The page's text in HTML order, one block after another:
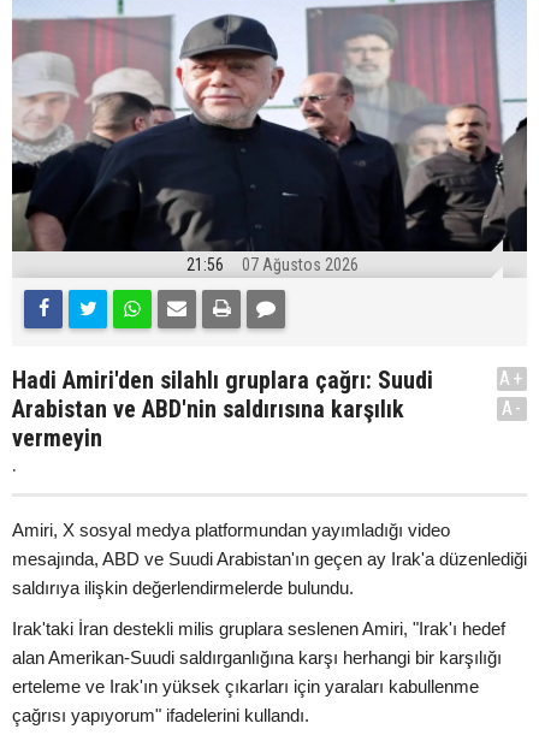
21:56 07 Ağustos 2026
Hadi Amiri'den silahlı gruplara çağrı: Suudi
Arabistan ve ABD'nin saldırısına karşılık
vermeyin
.
A+
A-
Amiri, X sosyal medya platformundan yayımladığı video
mesajında, ABD ve Suudi Arabistan'ın geçen ay Irak'a düzenlediği
saldırıya ilişkin değerlendirmelerde bulundu.
Irak'taki İran destekli milis gruplara seslenen Amiri, "Irak'ı hedef
alan Amerikan-Suudi saldırganlığına karşı herhangi bir karşılığı
erteleme ve Irak'ın yüksek çıkarları için yaraları kabullenme
çağrısı yapıyorum" ifadelerini kullandı.